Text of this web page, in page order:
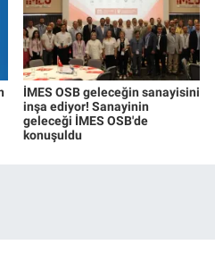
İMES OSB geleceğin sanayisini
inşa ediyor! Sanayinin
geleceği İMES OSB'de
konuşuldu